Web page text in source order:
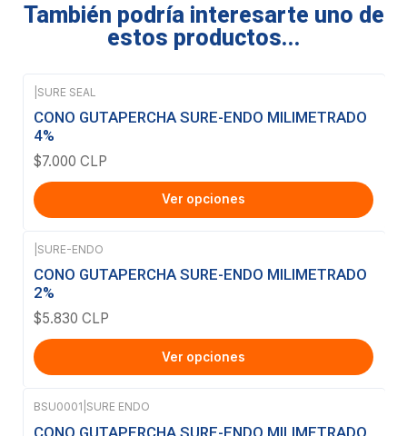
También podría interesarte uno de
estos productos...
SURE SEAL
CONO GUTAPERCHA SURE-ENDO MILIMETRADO
4%
$7.000 CLP
Ver opciones
SURE-ENDO
CONO GUTAPERCHA SURE-ENDO MILIMETRADO
2%
$5.830 CLP
Ver opciones
BSU0001 SURE ENDO
CONO GUTAPERCHA SURE-ENDO MILIMETRADO